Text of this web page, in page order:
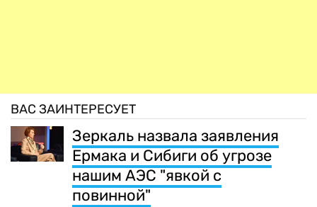
ВАС ЗАИНТЕРЕСУЕТ
Зеркаль назвала заявления
Ермака и Сибиги об угрозе
нашим АЭС "явкой с
повинной"